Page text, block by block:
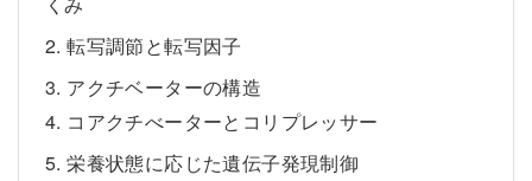
2. 転写調節と転写因子
3. アクチベーターの構造
4. コアクチべーターとコリプレッサー
5. 栄養状態に応じた遺伝子発現制御